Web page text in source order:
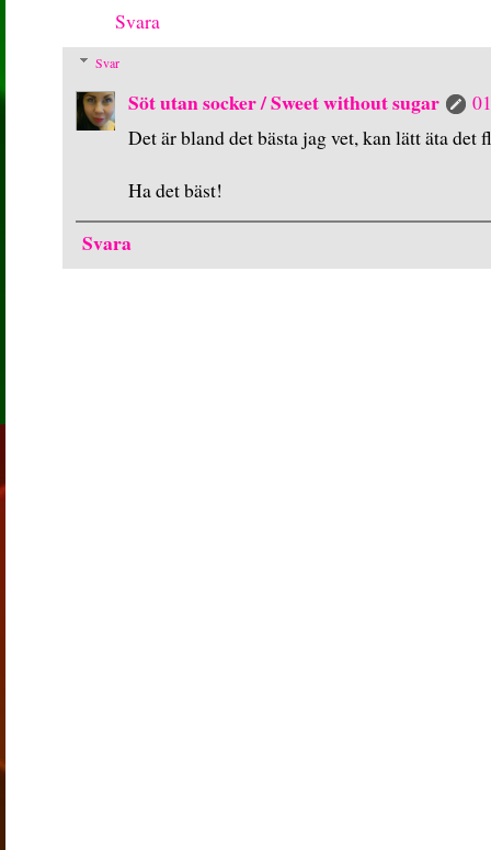
Svara
Svar
Söt utan socker / Sweet without sugar
Det är bland det bästa jag vet, kan lätt äta det
Ha det bäst!
Svara